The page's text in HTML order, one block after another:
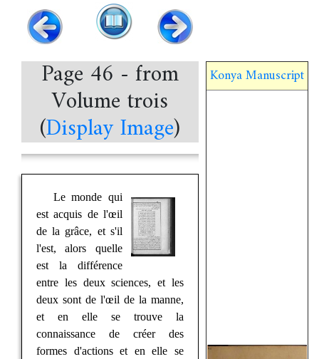
Page 46 - from
Volume trois
(Display Image)
Le monde qui
est acquis de l'œil
de la grâce, et s'il
l'est, alors quelle
est la différence
entre les deux sciences, et les
deux sont de l'œil de la manne,
et en elle se trouve la
connaissance de créer des
formes d'actions et en elle se
Konya Manuscript